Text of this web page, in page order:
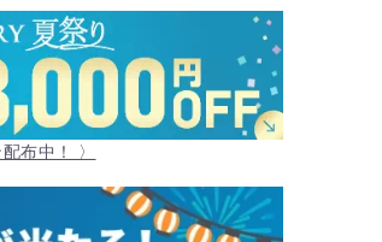
布中！ 〉